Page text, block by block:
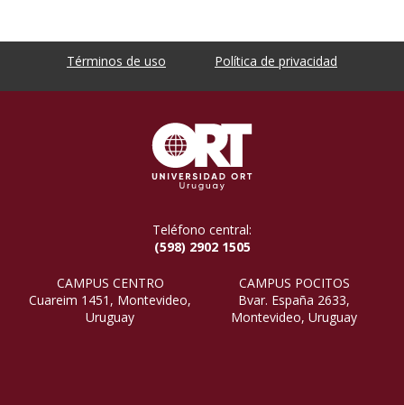
Términos de uso Política de privacidad
Teléfono central:
(598) 2902 1505
CAMPUS CENTRO
Cuareim 1451, Montevideo,
Uruguay
CAMPUS POCITOS
Bvar. España 2633,
Montevideo, Uruguay